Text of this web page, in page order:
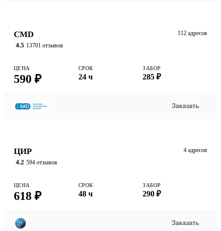
CMD
4.5 13701 отзывов
112 адресов
ЦЕНА
590 ₽
СРОК
24 ч
ЗАБОР
285 ₽
Заказать
ЦИР
4.2 594 отзывов
4 адресов
ЦЕНА
618 ₽
СРОК
48 ч
ЗАБОР
290 ₽
Заказать